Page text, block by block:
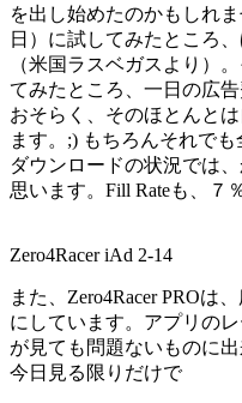
を出し始めたのかもしれ
日）に試してみたところ
（米国ラスベガスより）
てみたところ、一日の広
おそらく、そのほとんと
ます。;) もちろんそれで
ダウンロードの状況では
思います。Fill Rateも、７
Zero4Racer iAd 2-14
また、Zero4Racer PROは
にしています。アプリの
が見ても問題ないものに
今日見る限りだけで